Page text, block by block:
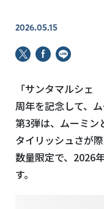
2026.05.15
「サンタマルシェ
周年を記念して、
第3弾は、ムーミン
タイリッシュさが
数量限定で、 2026
す。